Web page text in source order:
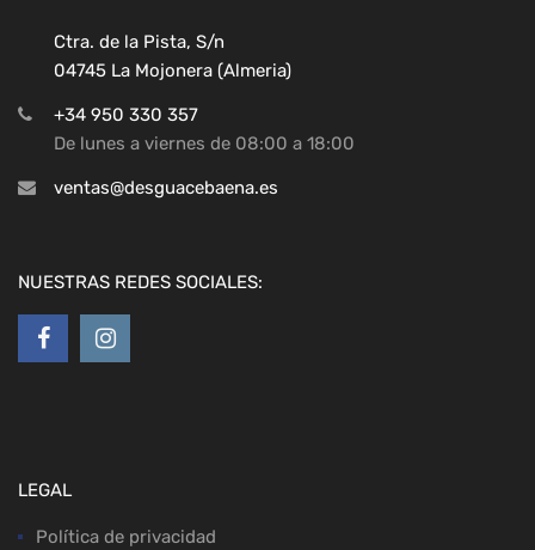
Ctra. de la Pista, S/n
04745 La Mojonera (Almeria)
+34 950 330 357
De lunes a viernes de 08:00 a 18:00
ventas@desguacebaena.es
NUESTRAS REDES SOCIALES:
LEGAL
Política de privacidad